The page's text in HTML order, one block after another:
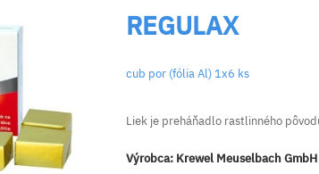
REGULAX
cub por (fólia Al) 1x6 ks
Liek je preháňadlo rastlinného
Výrobca: Krewel Meuselbach GmbH